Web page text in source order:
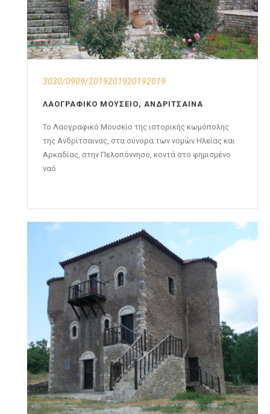
3030/0909/2019201920192019
ΛΑΟΓΡΑΦΙΚΌ ΜΟΥΣΕΊΟ, ΑΝΔΡΊΤΣΑΙΝΑ
Το Λαογραφικό Μουσείο της ιστορικής κωμόπολης
της Ανδρίτσαινας, στα σύνορα των νομών Ηλείας και
Αρκαδίας, στην Πελοπόννησο, κοντά στο φημισμένο
ναό